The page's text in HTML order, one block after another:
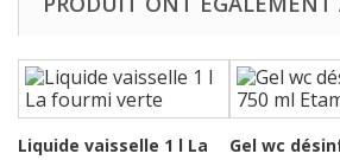
Liquide vaisselle 1 l La
Gel wc